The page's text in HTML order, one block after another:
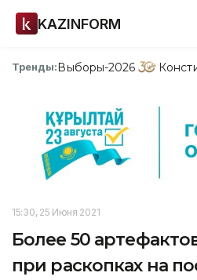
KAZINFORM
Тренды:Выборы-2026
15:30, 25 Июня 2021
Более 50
при раскопках на